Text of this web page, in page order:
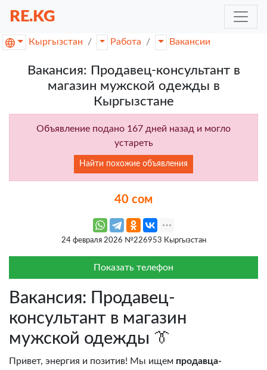
RE.KG
Кыргызстан Работа Вакансии
Вакансия: Продавец-консультант в
магазин мужской одежды в
Кыргызстане
Объявление подано 167 дней назад и могло
устареть
Найти похожие объявления
40 сом
24 февраля 2026 №226953 Кыргызстан
Показать телефон
Вакансия: Продавец-
консультант в магазин
мужской одежды 👔
Привет, энергия и позитив! Мы ищем продавца-